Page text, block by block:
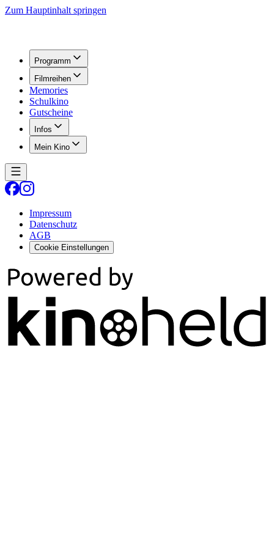
Zum Hauptinhalt springen
Programm
Filmreihen
Memories
Schulkino
Gutscheine
Infos
Mein Kino
Impressum
Datenschutz
AGB
Cookie Einstellungen